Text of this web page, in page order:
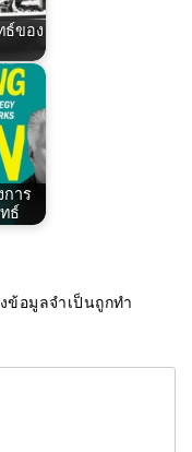
ธ์ของ
การ
ธ์
ข้อมูลจำเป็นถูกทำ